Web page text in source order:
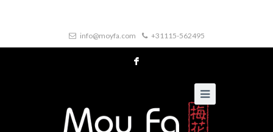
info@moyfa.com +31115-562495
F